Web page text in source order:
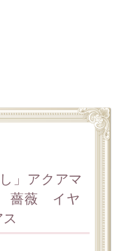
」アクアマ
薔薇 イヤ